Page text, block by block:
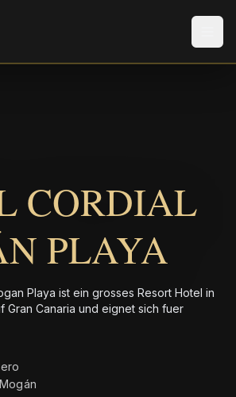
CORDIAL
PLAYA
Playa ist ein grosses Resort Hotel in
Gran Canaria und eignet sich fuer